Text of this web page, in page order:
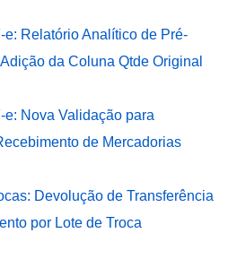
e: Relatório Analítico de Pré-
da Coluna Qtde Original
e: Nova Validação para
de Mercadorias
Devolução de Transferência
por Lote de Troca